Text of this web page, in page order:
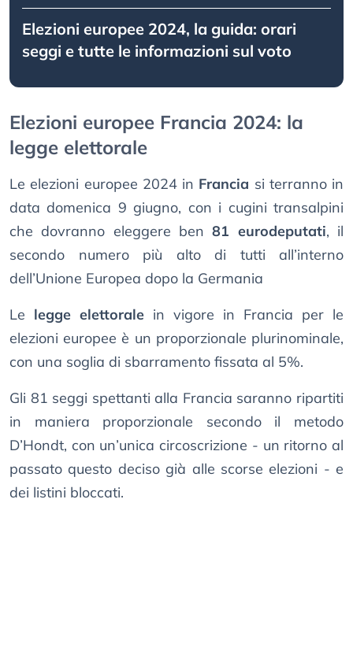
Elezioni europee 2024, la guida: orari
seggi e tutte le informazioni sul voto
Elezioni europee Francia 2024: la
legge elettorale
Le elezioni europee 2024 in Francia si terranno in
data domenica 9 giugno, con i cugini transalpini
che dovranno eleggere ben81 eurodeputati, il
secondo numero più alto di tutti all’interno
dell’Unione Europea dopo la Germania
Le legge elettorale in vigore in Francia per le
elezioni europee è un proporzionale plurinominale,
con una soglia di sbarramento fissata al 5%.
Gli 81 seggi spettanti alla Francia saranno ripartiti
in maniera proporzionale secondo il metodo
D’Hondt, con un’unica circoscrizione - un ritorno al
passato questo deciso già alle scorse elezioni - e
dei listini bloccati.